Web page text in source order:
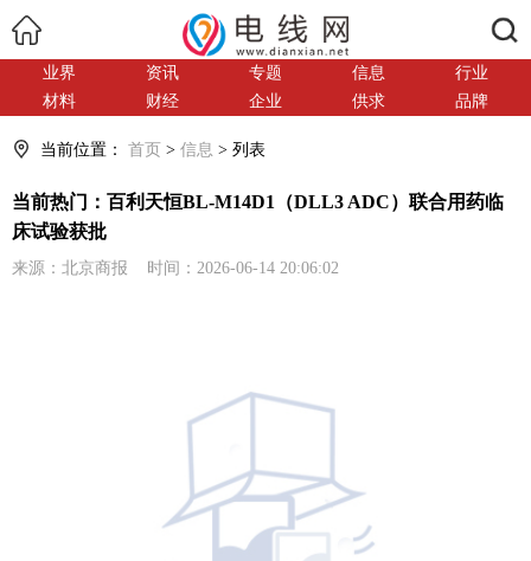
业界 资讯 专题 信息
行业
材料
财经 企业 供求 品牌
当前位置： 首页 > 信息 > 列表
当前热门：百利天恒BL-M14D1（DLL3 ADC）联合用药临
床试验获批
来源：北京商报 时间：2026-06-14 20:06:02